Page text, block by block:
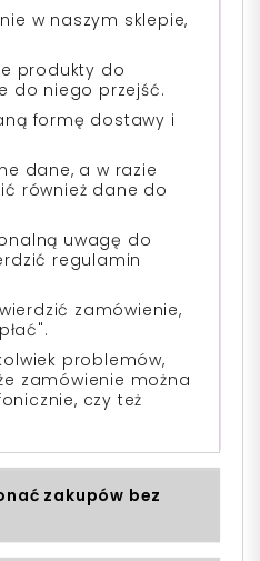
w naszym sklepie,
produkty do
do niego przejść.
formę dostawy i
dane, a w razie
również dane do
uwagę do
regulamin
zamówienie,
problemów,
zamówienie można
czy też
zakupów bez